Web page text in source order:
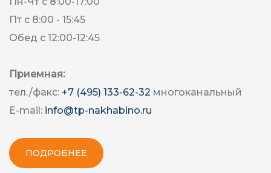
Пт с 8:00 - 15:45
Обед с 12:00-12:45
Приемная:
тел./факс: +7 (495) 133-62-32 многоканальный
E-mail: info@tp-nakhabino.ru
ПОДРОБНЕЕ